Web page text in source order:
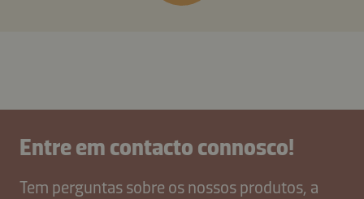
Entre em contacto connosco!
Tem perguntas sobre os nossos produtos, a